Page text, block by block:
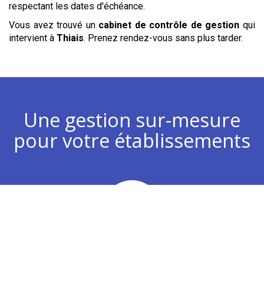
respectant les dates d'échéance.
Vous avez trouvé un cabinet de contrôle de gestion qui
intervient à Thiais. Prenez rendez-vous sans plus tarder.
Une gestion sur-mesure
pour votre établissements